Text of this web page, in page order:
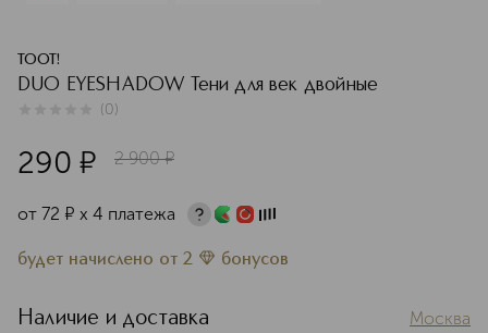
TOOT!
DUO EYESHADOW Тени для век двойные
(0)
290 ¤ 2 900 ¤
от 72 ¤ х 4 платежа
будет начислено от 2 бонусов
Наличие и доставка Москва